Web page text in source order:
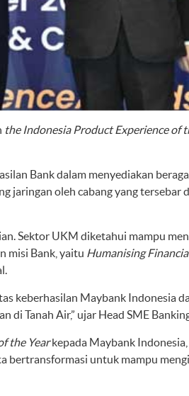
the Indonesia Product Experience of
Bank dalam menyediakan
jaringan oleh cabang yang
Sektor UKM diketahui mampu
misi Bank, yaitu Humanising
keberhasilan Maybank Indonesia
Tanah Air,” ujar Head SME
the Yearkepada Maybank
bertransformasi untuk mampu